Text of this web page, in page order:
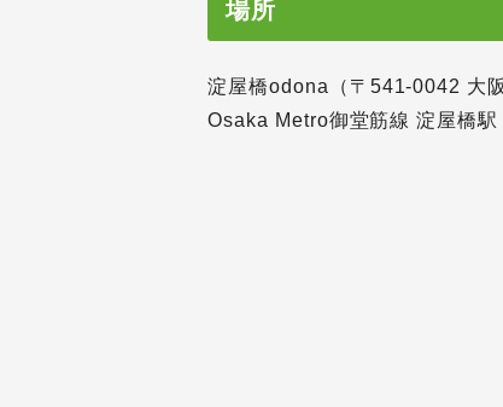
場所
淀屋橋odona（〒541-0042 大
Osaka Metro御堂筋線 淀屋橋